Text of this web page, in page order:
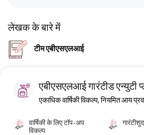
लेखक के बारे में
टीम एबीएसएलआई
एबीएसएलआई गारंटीड एन्युटी
एकाधिक वार्षिकी विकल्प, नियमित आय
वार्षिकी के लिए टॉप-अप
विकल्प